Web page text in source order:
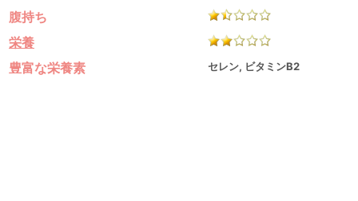
腹持ち
栄養
豊富な栄養素
セレン, ビタミンB2